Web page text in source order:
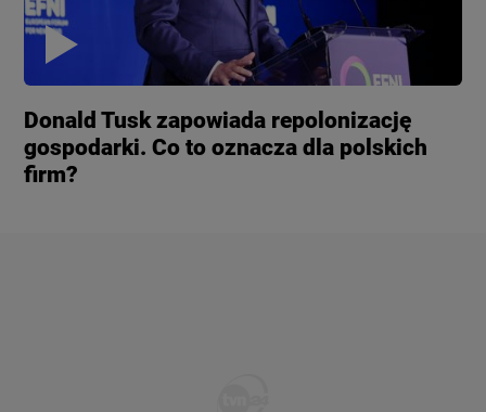
Donald Tusk zapowiada repolonizację
gospodarki. Co to oznacza dla polskich
firm?